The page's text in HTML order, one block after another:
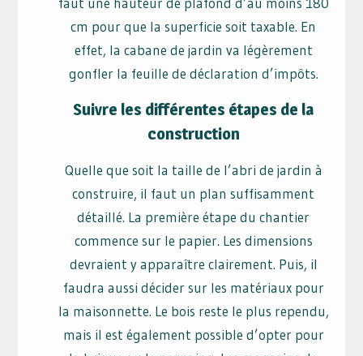
cm pour que la superficie soit taxable. En
effet, la cabane de jardin va légèrement
gonfler la feuille de déclaration d’impôts.
Suivre les différentes étapes de la
construction
Quelle que soit la taille de l’abri de jardin à
construire, il faut un plan suffisamment
détaillé. La première étape du chantier
commence sur le papier. Les dimensions
devraient y apparaître clairement. Puis, il
faudra aussi décider sur les matériaux pour
la maisonnette. Le bois reste le plus rependu,
mais il est également possible d’opter pour